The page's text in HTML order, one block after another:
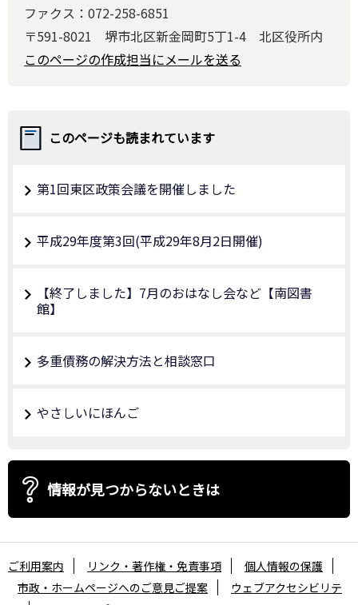
ファクス：072-258-6851
〒591-8021 堺市北区新金岡町5丁1-4 北区役所内
このページの作成担当にメールを送る
このページも読まれています
第1回東区政策会議を開催しました
平成29年度第3回(平成29年8月2日開催)
【終了しました】7月のおはなし会など【南図書
館】
多重債務の解決方法と相談窓口
やさしいにほんご
情報が見つからないときは
ご利用案内 リンク・著作権・免責事項
個人情報の保護
市政・ホームページへのご意見ご提案
ウェブアクセシビリテ